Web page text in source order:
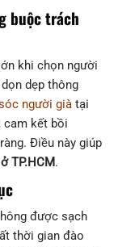
buộc trách
khi chọn người
dẹp thông
người già tại
cam kết bồi
Điều này giúp
TP.HCM.
được sạch
thời gian đào